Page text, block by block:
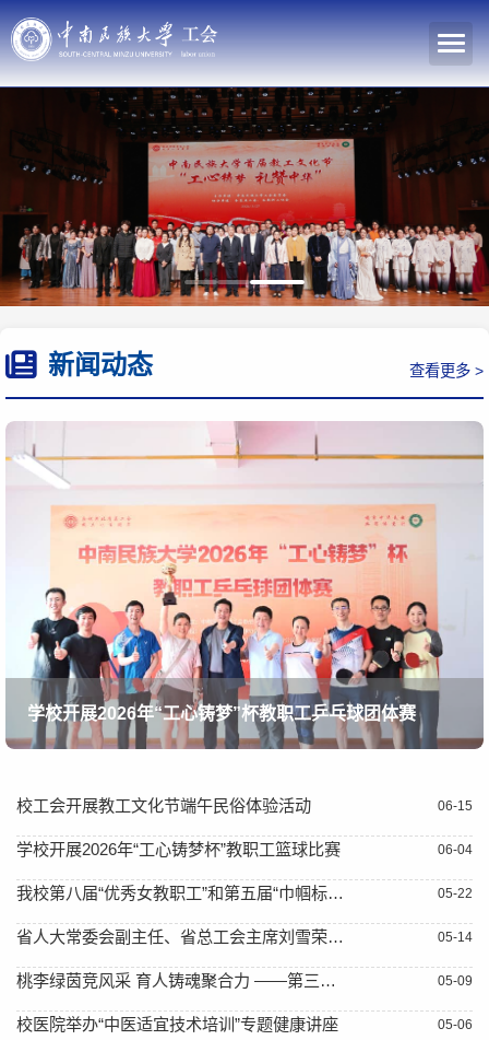
新闻动态 查看更多 >
学校开展2026年“工心铸梦”杯教职工乒乓球团体赛
校工会开展教工文化节端午民俗体验活动 06-15
学校开展2026年“工心铸梦杯”教职工篮球比赛 06-04
我校第八届“优秀女教职工”和第五届“巾帼标兵岗”评选结果揭晓 05-22
省人大常委会副主任、省总工会主席刘雪荣来校调研 05-14
桃李绿茵竞风采 育人铸魂聚合力 ——第三届师生“桃李杯”足球友谊赛正式开幕 05-09
校医院举办“中医适宜技术培训”专题健康讲座 05-06